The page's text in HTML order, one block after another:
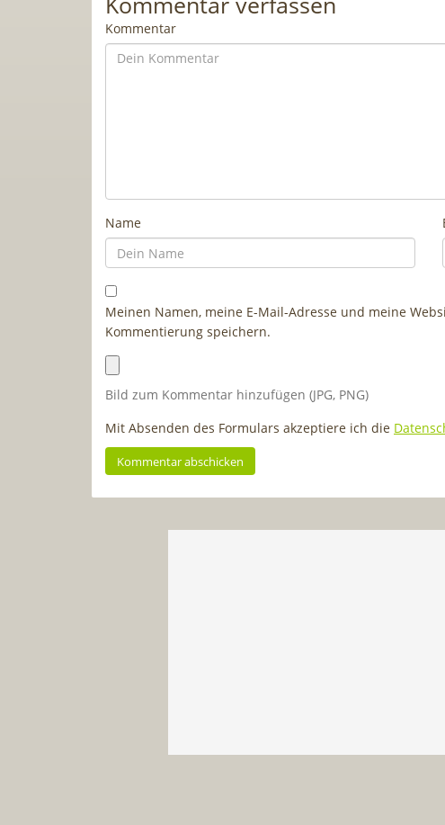
Kommentar
Name
Meinen Namen, meine E-Mail-Adresse und meine
Kommentierung speichern.
Bild zum Kommentar hinzufügen (JPG, PNG)
Mit Absenden des Formulars akzeptiere ich die